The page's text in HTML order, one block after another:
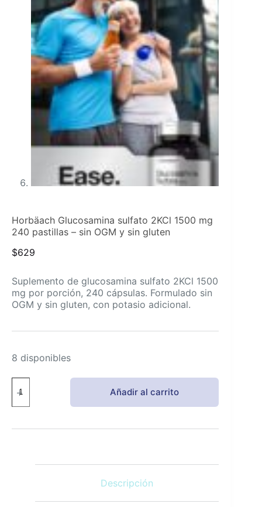
Horbäach Glucosamina sulfato 2KCl 1500 mg
240 pastillas – sin OGM y sin gluten
$629
Suplemento de glucosamina sulfato 2KCl 1500
mg por porción, 240 cápsulas. Formulado sin
OGM y sin gluten, con potasio adicional.
8 disponibles
Glucosamina
sulfato
1500
Añadir al carrito
Descripción